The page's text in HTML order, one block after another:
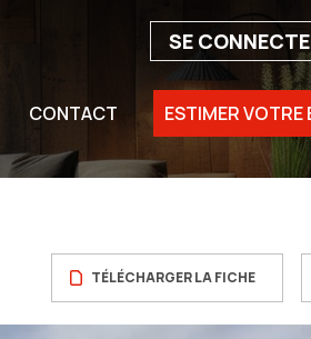
SE
CONTACT ESTIMER VOTRE
TÉLÉCHARGER LA FICHE